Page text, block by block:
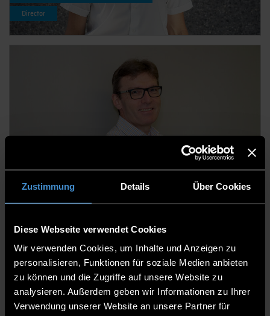
Zustimmung Details Über Cookies
Diese Webseite verwendet Cookies
Wir verwenden Cookies, um Inhalte und Anzeigen zu
personalisieren, Funktionen für soziale Medien anbieten
zu können und die Zugriffe auf unsere Website zu
analysieren. Außerdem geben wir Informationen zu Ihrer
Verwendung unserer Website an unsere Partner für
Director
Prof. Dr. Werner Frammelsberger
Team Leader